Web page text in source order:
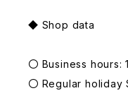
◆ Shop data
〇 Business hours:
〇 Regular holiday